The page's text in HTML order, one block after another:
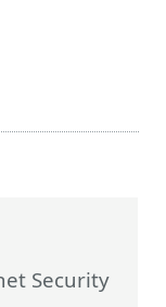
Security